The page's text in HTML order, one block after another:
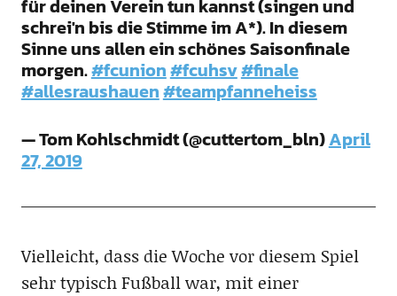
für deinen Verein tun kannst (singen und
schrei'n bis die Stimme im A*). In diesem
Sinne uns allen ein schönes Saisonfinale
morgen.#fcunion#fcuhsv#finale
#allesraushauen#teampfanneheiss
— Tom Kohlschmidt (@cuttertom_bln)April
27, 2019
Vielleicht, dass die Woche vor diesem Spiel
sehr typisch Fußball war, mit einer